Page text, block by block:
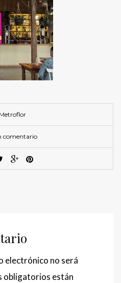
comentario
electrónico no será
obligatorios están